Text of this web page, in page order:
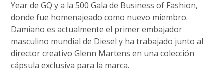
Year de GQ y a la 500 Gala de Business of Fashion,
donde fue homenajeado como nuevo miembro.
Damiano es actualmente el primer embajador
masculino mundial de Diesel y ha trabajado junto al
director creativo Glenn Martens en una colección
cápsula exclusiva para la marca.